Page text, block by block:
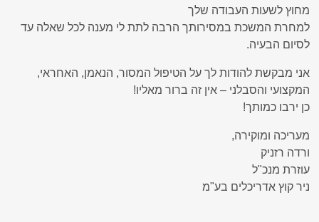
מחוץ לשעות העבודה שלך
למחרת המשכת במסירותך הרבה לתת לי מענה לכל שאלה עד
לסיום הבעיה.
אני מבקשת להודות לך על הטיפול המסור, הנאמן, האחראי,
המקצועי והסבלני – אין זה ברור מאליו!
כן ירבו כמותך!
מעריכה ומוקירה,
ורדה רזניק
עוזרת מנכ"ל
ניר קוץ אדריכלים בע"מ